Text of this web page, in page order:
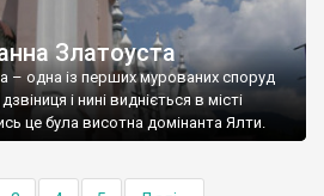
Златоуста
– одна із перших мурованих споруд
і нині видніється в місті
це була висотна домінанта Ялти.